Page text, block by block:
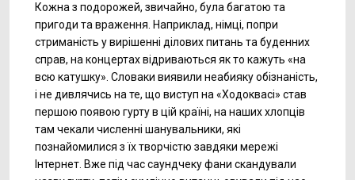
Кожна з подорожей, звичайно, була багатою та
пригоди та враження. Наприклад, німці, попри
стриманість у вирішенні ділових питань та буденних
справ, на концертах відриваються як то кажуть «на
всю катушку». Словаки виявили неабияку обізнаність,
і не дивлячись на те, що виступ на «Ходоквасі» став
першою появою гурту в цій країні, на наших хлопців
там чекали численні шанувальники, які
познайомилися з їх творчістю завдяки мережі
Інтернет. Вже під час саундчеку фани скандували